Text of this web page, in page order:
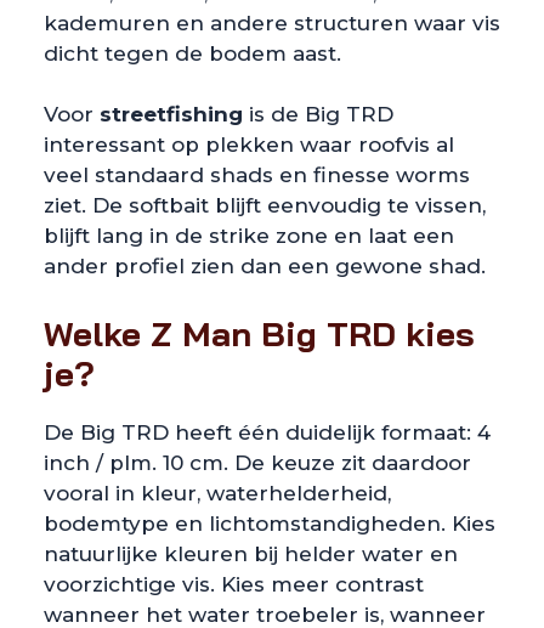
kademuren en andere structuren waar vis
dicht tegen de bodem aast.
Voor streetfishing is de Big TRD
interessant op plekken waar roofvis al
veel standaard shads en finesse worms
ziet. De softbait blijft eenvoudig te vissen,
blijft lang in de strike zone en laat een
ander profiel zien dan een gewone shad.
Welke Z Man Big TRD kies
je?
De Big TRD heeft één duidelijk formaat: 4
inch / plm. 10 cm. De keuze zit daardoor
vooral in kleur, waterhelderheid,
bodemtype en lichtomstandigheden. Kies
natuurlijke kleuren bij helder water en
voorzichtige vis. Kies meer contrast
wanneer het water troebeler is, wanneer